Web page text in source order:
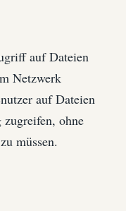
auf Dateien
Netzwerk
auf Dateien
zugreifen, ohne
müssen.